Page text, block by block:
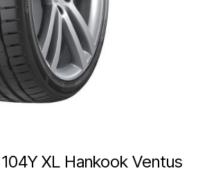
XL Hankook Ventus